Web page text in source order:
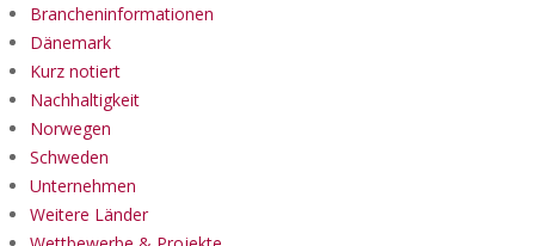
Brancheninformationen
Dänemark
Kurz notiert
Nachhaltigkeit
Norwegen
Schweden
Unternehmen
Weitere Länder